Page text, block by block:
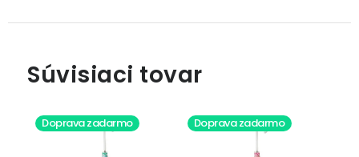
Súvisiaci tovar
Doprava zadarmo Doprava zadarmo